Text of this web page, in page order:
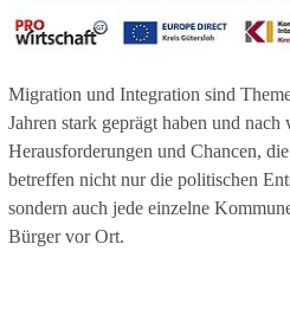
Migration und Integration sind
Jahren stark geprägt haben und
Herausforderungen und Chancen,
betreffen nicht nur die politischen
sondern auch jede einzelne
Bürger vor Ort.